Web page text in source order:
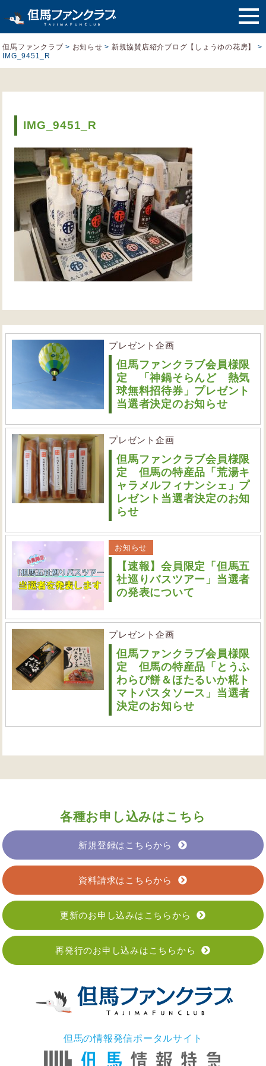
但馬ファンクラブ > お知らせ > 新規協賛店紹介ブログ【しょうゆの花房】
>
IMG_9451_R
IMG_9451_R
プレゼント企画
但馬ファンクラブ会員様限
定 「神鍋そらんど 熱気
球無料招待券」プレゼント
当選者決定のお知らせ
プレゼント企画
但馬ファンクラブ会員様限
定 但馬の特産品「荒湯キ
ャラメルフィナンシェ」プ
レゼント当選者決定のお知
らせ
お知らせ
【速報】会員限定「但馬五
社巡りバスツアー」当選者
の発表について
プレゼント企画
但馬ファンクラブ会員様限
定 但馬の特産品「とうふ
わらび餅＆ほたるいか糀ト
マトパスタソース」当選者
決定のお知らせ
各種お申し込みはこちら
新規登録はこちらから
資料請求はこちらから
更新のお申し込みはこちらから
再発行のお申し込みはこちらから
但馬の情報発信ポータルサイト